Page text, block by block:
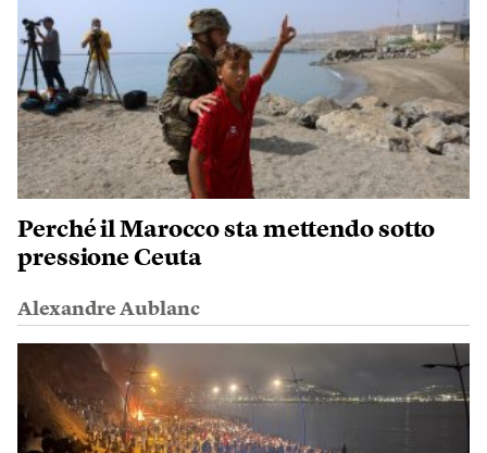
Perché il Marocco sta mettendo sotto
pressione Ceuta
Alexandre Aublanc